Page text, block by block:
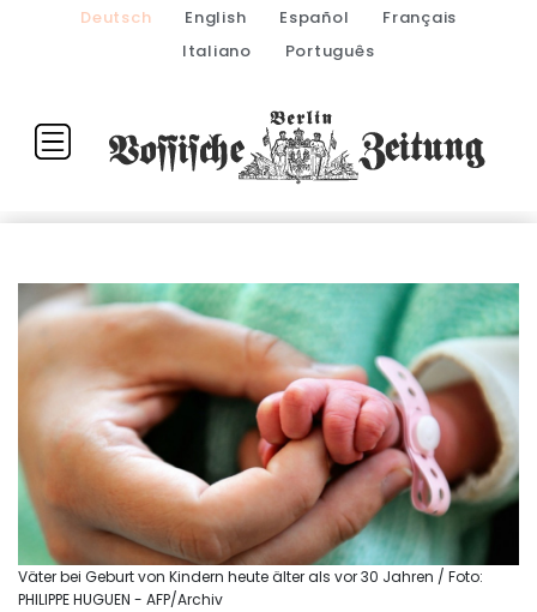
Deutsch English Español
Français
Italiano
Português
Väter bei Geburt von Kindern heute älter als vor 30 Jahren / Foto:
PHILIPPE HUGUEN - AFP/Archiv